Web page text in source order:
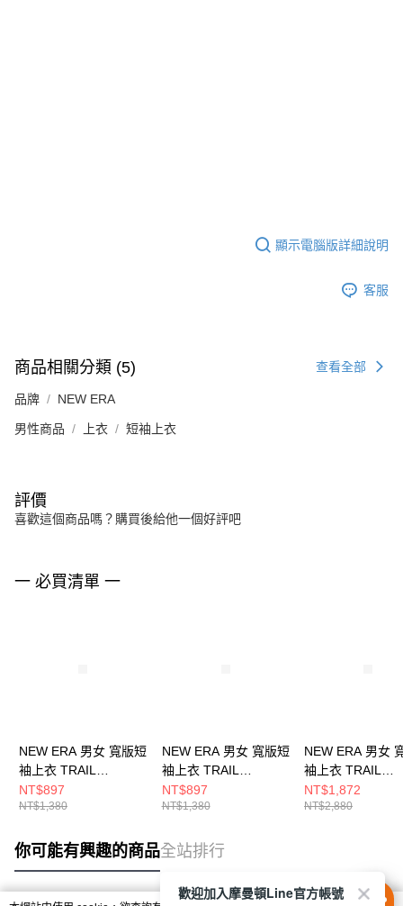
顯示電腦版詳細說明
客服
商品相關分類 (5) 查看全部
品牌 NEW ERA
男性商品 上衣 短袖上衣
評價
喜歡這個商品嗎？購買後給他一個好評吧
一 必買清單 一
NEW ERA 男女 寬版短
袖上衣 TRAIL
RUNNER NE 暗紅
NE14701268
NT$897
NT$1,380
NEW ERA 男女 寬版短
袖上衣 TRAIL
RUNNER NE 黑
NE14701271
NT$897
NT$1,380
NEW ERA 男女
袖上衣 TRAIL
RUNNER NE 淺
NE14701269
NT$1,872
NT$2,880
你可能有興趣的商品全站排行
歡迎加入摩曼頓Line官方帳號